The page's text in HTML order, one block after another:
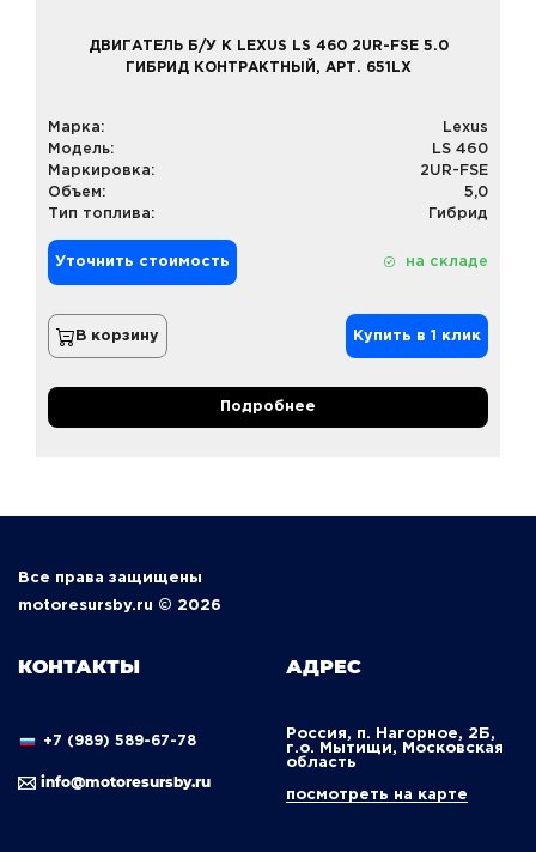
ДВИГАТЕЛЬ Б/У К LEXUS LS 460 2UR-FSE 5.0
ГИБРИД КОНТРАКТНЫЙ, АРТ. 651LX
Марка:
Lexus
Модель:
LS 460
Маркировка:
2UR-FSE
Объем:
5,0
Тип топлива:
Гибрид
Уточнить стоимость на складе
В корзину Купить в 1 клик
Подробнее
Все права защищены
motoresursby.ru © 2026
КОНТАКТЫ
+7 (989) 589-67-78
info@motoresursby.ru
АДРЕС
Россия, п. Нагорное, 2Б,
г.о. Мытищи, Московская
область
посмотреть на карте